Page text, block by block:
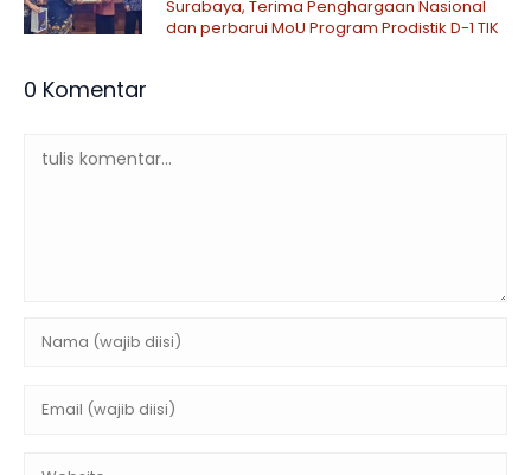
Surabaya, Terima Penghargaan Nasional
dan perbarui MoU Program Prodistik D-1 TIK
0 Komentar